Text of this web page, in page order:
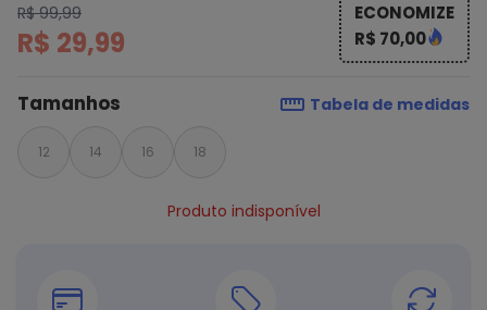
R$ 99,99
R$ 29,99
ECONOMIZE
R$ 70,00
Tamanhos Tabela de medidas
12 14 16 18
Produto indisponível